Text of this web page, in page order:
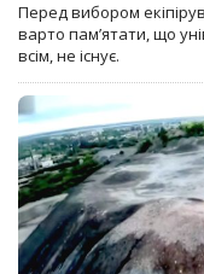
Перед вибором
варто пам’ятати, що
всім, не існує.